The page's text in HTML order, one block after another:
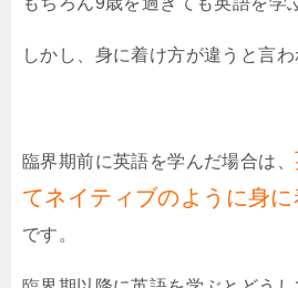
しかし、身に着け方が違うと言わ
臨界期前に英語を学んだ場合は、
てネイティブのように身
です。